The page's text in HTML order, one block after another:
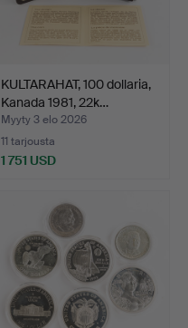
KULTARAHAT, 100 dollaria,
Kanada 1981, 22k…
Myyty 3 elo 2026
11 tarjousta
1 751 USD